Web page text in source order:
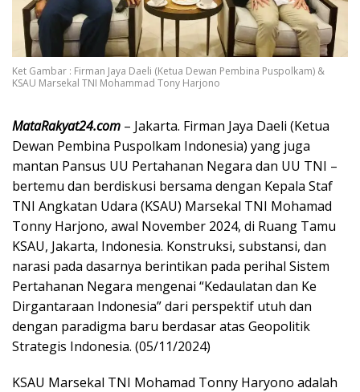
Ket Gambar : Firman Jaya Daeli (Ketua Dewan Pembina Puspolkam) &
KSAU Marsekal TNI Mohammad Tony Harjono
MataRakyat24.com – Jakarta. Firman Jaya Daeli (Ketua
Dewan Pembina Puspolkam Indonesia) yang juga
mantan Pansus UU Pertahanan Negara dan UU TNI –
bertemu dan berdiskusi bersama dengan Kepala Staf
TNI Angkatan Udara (KSAU) Marsekal TNI Mohamad
Tonny Harjono, awal November 2024, di Ruang Tamu
KSAU, Jakarta, Indonesia. Konstruksi, substansi, dan
narasi pada dasarnya berintikan pada perihal Sistem
Pertahanan Negara mengenai “Kedaulatan dan Ke
Dirgantaraan Indonesia” dari perspektif utuh dan
dengan paradigma baru berdasar atas Geopolitik
Strategis Indonesia. (05/11/2024)
KSAU Marsekal TNI Mohamad Tonny Haryono adalah